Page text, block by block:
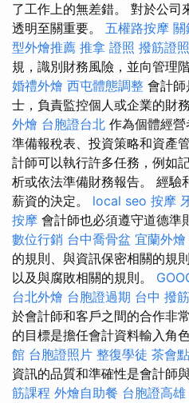
了工作上的無差錯。 對於公司
透明至關重要。 五權路按摩 關
型外燴推薦 推拿 證照 撥筋證照
規，識別財務風險，並向管理
婚禮外燴 西屯體態調整 會計師
士，負責監控個人或企業的財
外燴 台胞證台北 作為個體經營
準備報稅表、投資策略和資產
計師可以執行許多任務，例如
析或依法準備財務報告。 經驗
薪資的決定。 local seo 按摩
按摩 會計師也必須遵守道德準
數位行銷 台中喬骨盆 宜蘭外燴
的規則、與資訊保密相關的規
以及與腐敗相關的規則。
台北外燴 台胞證過期 台中 撥筋
於會計師和客戶之間的合​​作非
的目標是擔任會計資料輸入角
館 台胞證照片 整復學徒 茶會
資訊的品質和準確性是會計師
筋課程 外燴自助餐 台胞證高雄